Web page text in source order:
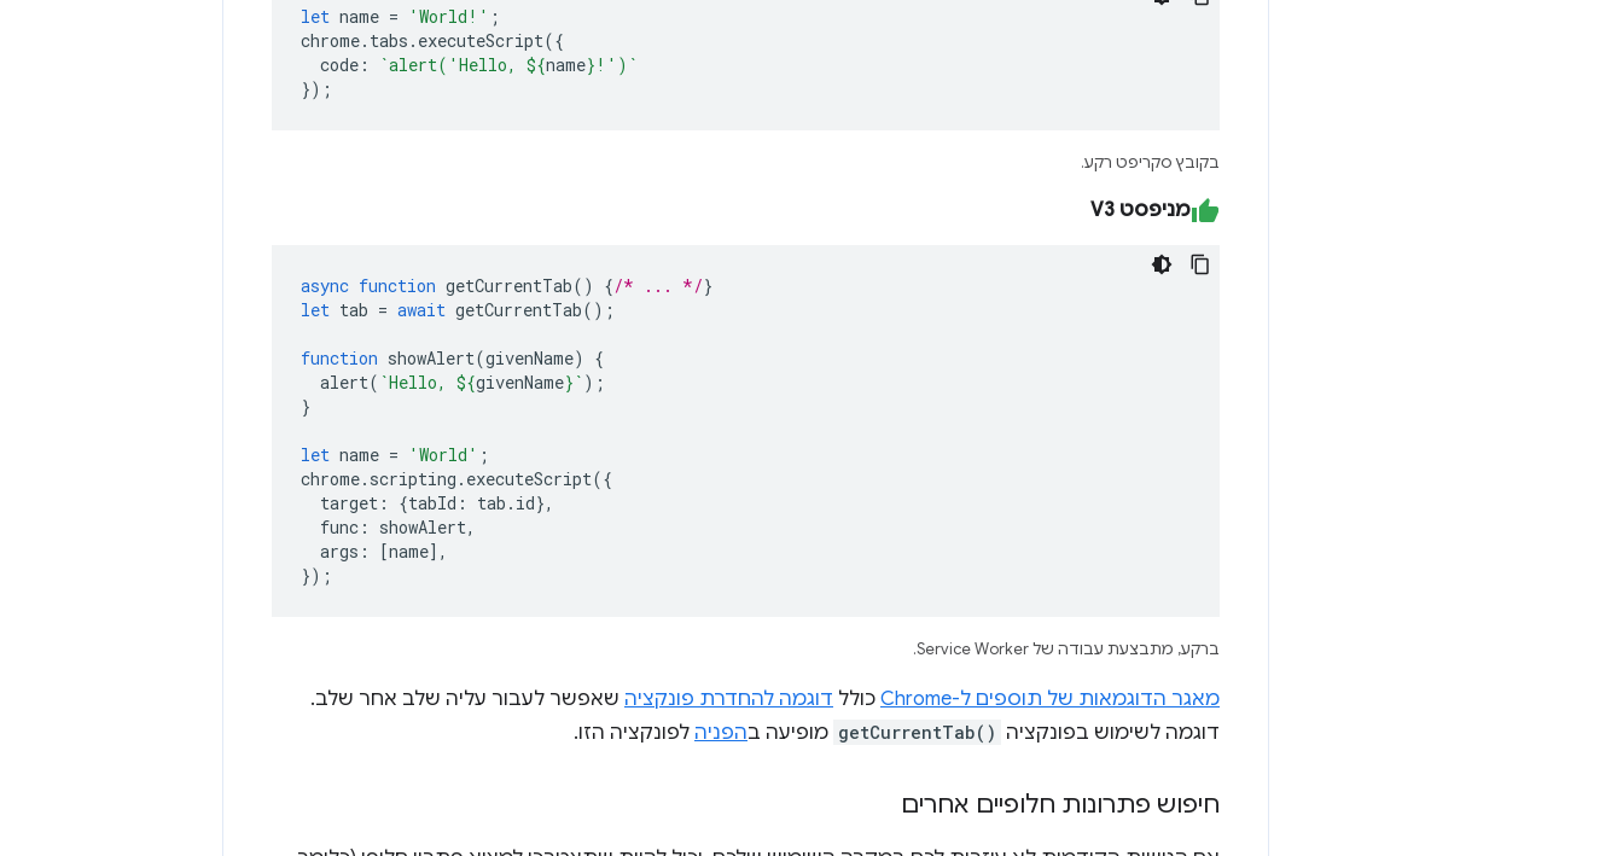
let name = 'World!' ;
chrome. tabs . executeScript({
code : `alert('Hello, ${name} !')`
});
בקובץ סקריפט רקע.
מניפסט V3
async function getCurrentTab() {/* ... */}
let tab = await getCurrentTab();
function showAlert(givenName)
{
alert( `Hello, ${givenName} ` );
}
let name = 'World' ;
chrome. scripting . executeScript({
target : {tabId : tab . id},
func : showAlert,
args : [name],
});
ברקע, מתבצעת עבודה של Service Worker.
מאגר הדוגמאות של תוספים ל-Chrome כולל דוגמה להחדרת פונקציה שאפשר לעבור עליה שלב אחר שלב.
דוגמה לשימוש בפונקציה getCurrentTab() מופיעה בהפניה לפונקציה הזו.
חיפוש פתרונות חלופיים אחרים